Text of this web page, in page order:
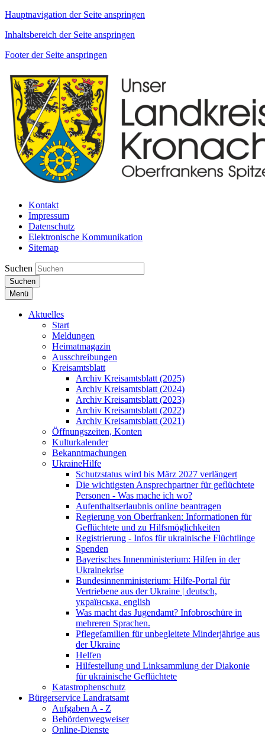
Hauptnavigation der Seite anspringen
Inhaltsbereich der Seite anspringen
Footer der Seite anspringen
Kontakt
Impressum
Datenschutz
Elektronische Kommunikation
Sitemap
Suchen
Suchen
Menü
Aktuelles
Start
Meldungen
Heimatmagazin
Ausschreibungen
Kreisamtsblatt
Archiv Kreisamtsblatt (2025)
Archiv Kreisamtsblatt (2024)
Archiv Kreisamtsblatt (2023)
Archiv Kreisamtsblatt (2022)
Archiv Kreisamtsblatt (2021)
Öffnungszeiten, Konten
Kulturkalender
Bekanntmachungen
UkraineHilfe
Schutzstatus wird bis März 2027 verlängert
Die wichtigsten Ansprechpartner für geflüchtete
Personen - Was mache ich wo?
Aufenthaltserlaubnis online beantragen
Regierung von Oberfranken: Informationen für
Geflüchtete und zu Hilfsmöglichkeiten
Registrierung - Infos für ukrainische Flüchtlinge
Spenden
Bayerisches Innenministerium: Hilfen in der
Ukrainekrise
Bundesinnenministerium: Hilfe-Portal für
Vertriebene aus der Ukraine | deutsch,
українська, english
Was macht das Jugendamt? Infobroschüre in
mehreren Sprachen.
Pflegefamilien für unbegleitete Minderjährige aus
der Ukraine
Helfen
Hilfestellung und Linksammlung der Diakonie
für ukrainische Geflüchtete
Katastrophenschutz
Bürgerservice Landratsamt
Aufgaben A - Z
Behördenwegweiser
Online-Dienste